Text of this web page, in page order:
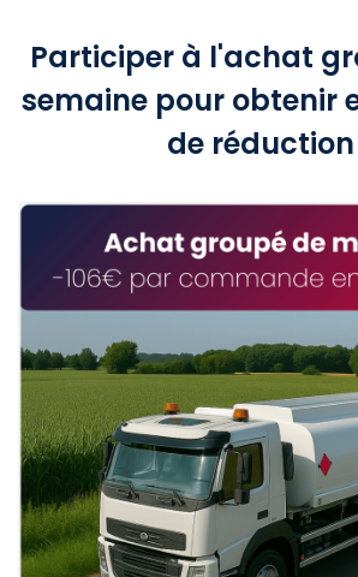
Participer à l'achat
semaine pour obtenir
de réduction